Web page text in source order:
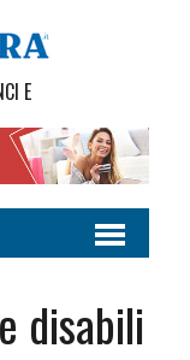
E
disabili